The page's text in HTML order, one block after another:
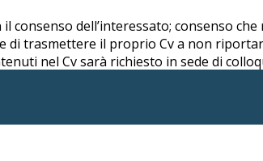
dell’interessato; consenso
trasmettere il proprio Cv a non
nel Cv sarà richiesto in sede di